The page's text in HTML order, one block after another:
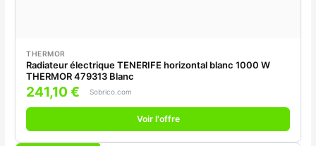
THERMOR
Radiateur électrique TENERIFE horizontal blanc 1000 W
THERMOR 479313 Blanc
241,10 € Sobrico.com
Voir l'offre